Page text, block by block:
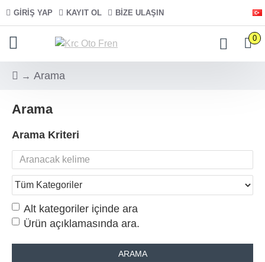
GIRIŞ YAP KAYIT OL BIZE ULAŞIN
0
Arama
Arama
Arama Kriteri
Alt kategoriler içinde ara
Ürün açıklamasında ara.
ARAMA